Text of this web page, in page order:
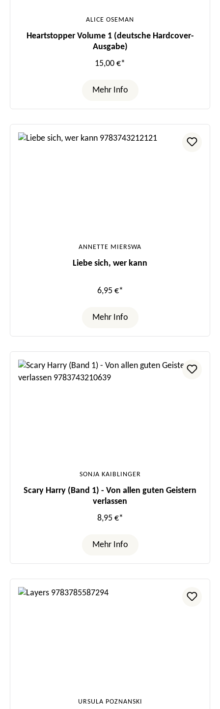
ALICE OSEMAN
Heartstopper Volume 1 (deutsche Hardcover-
Ausgabe)
15,00 €*
Mehr Info
ANNETTE MIERSWA
Liebe sich, wer kann
6,95 €*
Mehr Info
SONJA KAIBLINGER
Scary Harry (Band 1) - Von allen guten Geistern
verlassen
8,95 €*
Mehr Info
URSULA POZNANSKI